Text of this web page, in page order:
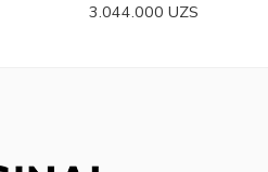
3.044.000 UZS